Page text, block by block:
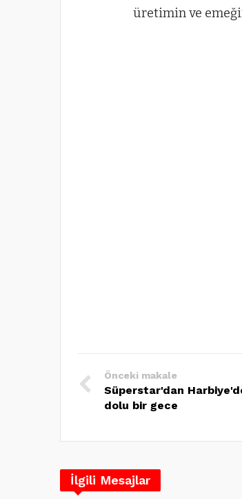
üretimin ve
Önceki makale
Süperstar'dan
dolu bir gece
İlgili Mesajlar